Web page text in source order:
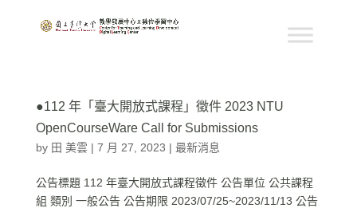
●112 年「臺大開放式課程」徵件 2023 NTU
OpenCourseWare Call for Submissions
by 田 美雲| 7 月 27, 2023 | 最新消息
公告標題 112 年臺大開放式課程徵件 公告單位 公共課程
組 類別 一般公告 公告期限 2023/07/25~2023/11/13 公告